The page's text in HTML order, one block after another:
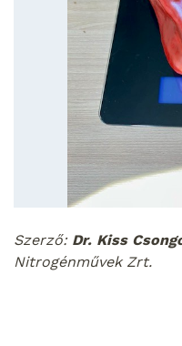
Szerző:Dr. Kiss
Nitrogénművek Zrt.